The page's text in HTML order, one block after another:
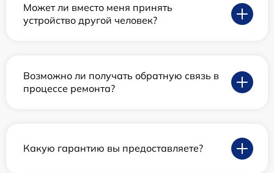
Может ли вместо меня принять
устройство другой человек?
Возможно ли получать обратную связь в
процессе ремонта?
Какую гарантию вы предоставляете?